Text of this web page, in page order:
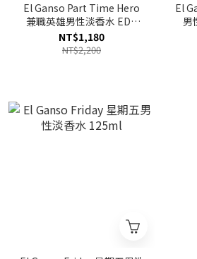
El Ganso Part Time Hero
兼職英雄男性淡香水 EDT
125ml
NT$1,180
NT$2,200
El
男